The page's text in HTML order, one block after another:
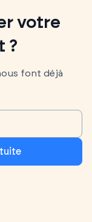
votre
?
font déjà